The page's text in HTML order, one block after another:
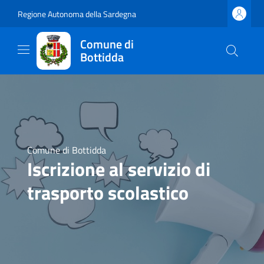
Regione Autonoma della Sardegna
Comune di
Bottidda
Comune di Bottidda
Iscrizione al servizio di
trasporto scolastico